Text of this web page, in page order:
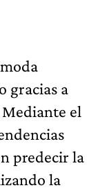
gracias a
el
predecir la
la